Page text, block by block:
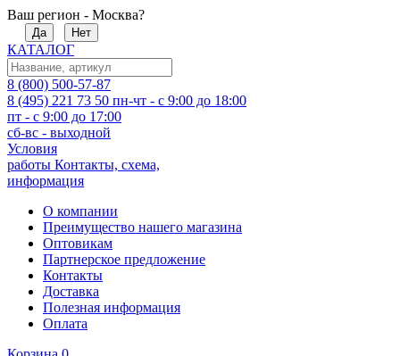
Ваш регион - Москва?
Да Нет
КАТАЛОГ
8 (800) 500-57-87
8 (495) 221 73 50 пн-чт - с 9:00 до 18:00
пт - с 9:00 до 17:00
сб-вс - выходной
Условия
работы Контакты, схема,
информация
О компании
Преимущество нашего магазина
Оптовикам
Партнерское предложение
Контакты
Доставка
Полезная информация
Оплата